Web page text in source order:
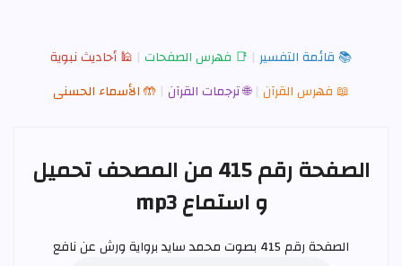
📚 قائمة التفسير | 📑 فهرس الصفحات | 🕌 أحاديث نبوية
📖 فهرس القرآن |🌐 ترجمات القرآن | 🤲 الأسماء الحسنى
الصفحة رقم 415 من المصحف تحميل
و استماع mp3
الصفحة رقم 415 بصوت محمد سايدبرواية ورش عن نافع